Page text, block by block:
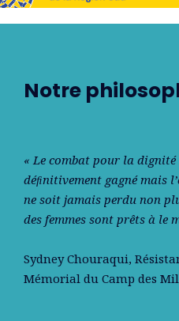
Notre
« Le combat pour la dignité
déﬁnitivement gagné mais
ne soit jamais perdu non
des femmes sont prêts à le
Sydney Chouraqui,
Mémorial du Camp des